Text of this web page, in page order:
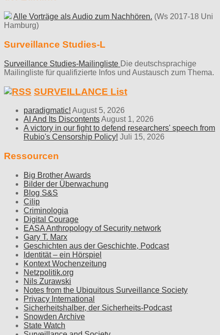
Alle Vorträge als Audio zum Nachhören. (Ws 2017-18 Uni
Hamburg)
Surveillance Studies-L
Surveillance Studies-Mailingliste Die deutschsprachige
Mailingliste für qualifizierte Infos und Austausch zum Thema.
SURVEILLANCE List
paradigmatic! August 5, 2026
AI And Its DiscontentsAugust 1, 2026
A victory in our fight to defend researchers' speech from
Rubio's Censorship Policy! Juli 15, 2026
Ressourcen
Big Brother Awards
Bilder der Überwachung
Blog S&S
Cilip
Criminologia
Digital Courage
EASA Anthropology of Security network
Gary T. Marx
Geschichten aus der Geschichte, Podcast
Identität – ein Hörspiel
Kontext Wochenzeitung
Netzpolitik.org
Nils Zurawski
Notes from the Ubiquitous Surveillance Society
Privacy International
Sicherheitshalber, der Sicherheits-Podcast
Snowden Archive
State Watch